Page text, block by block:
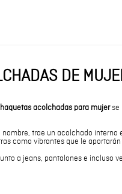
DE
acolchadas para mujerse
trae un acolchado
como vibrantes que le aportarán
a jeans, pantalones e incluso